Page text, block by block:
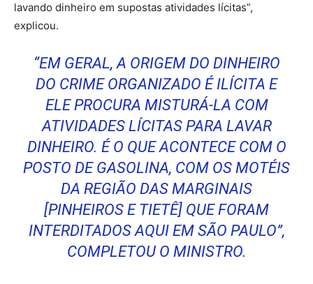
lavando dinheiro em supostas atividades lícitas”,
explicou.
“EM GERAL, A ORIGEM DO DINHEIRO
DO CRIME ORGANIZADO É ILÍCITA E
ELE PROCURA MISTURÁ-LA COM
ATIVIDADES LÍCITAS PARA LAVAR
DINHEIRO. É O QUE ACONTECE COM O
POSTO DE GASOLINA, COM OS MOTÉIS
DA REGIÃO DAS MARGINAIS
[PINHEIROS E TIETÊ] QUE FORAM
INTERDITADOS AQUI EM SÃO PAULO”,
COMPLETOU O MINISTRO.